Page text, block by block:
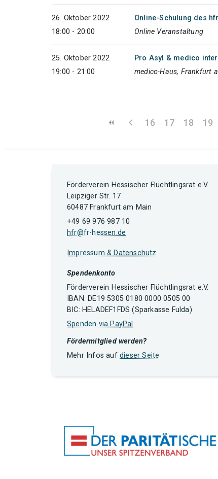
26. Oktober 2022
18:00 - 20:00
Online-Schulung des
Online Veranstaltung
25. Oktober 2022
19:00 - 21:00
Pro Asyl & medico
medico-Haus, Frankfurt
16 17 18 19
Förderverein Hessischer Flüchtlingsrat e.V.
Leipziger Str. 17
60487 Frankfurt am Main
+49 69 976 987 10
hfr@fr-hessen.de
Impressum & Datenschutz
Spendenkonto
Förderverein Hessischer Flüchtlingsrat e.V.
IBAN: DE19 5305 0180 0000 0505 00
BIC: HELADEF1FDS (Sparkasse Fulda)
Spenden via PayPal
Fördermitglied werden?
Mehr Infos auf dieser Seite